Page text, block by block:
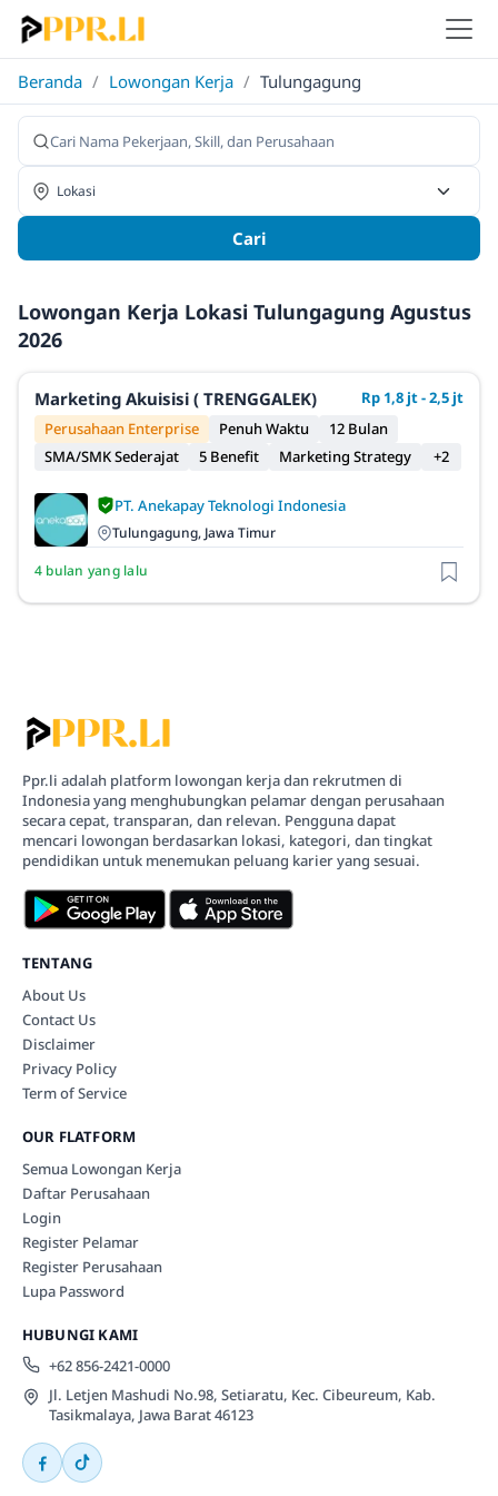
Beranda / Lowongan Kerja / Tulungagung
Cari
Lowongan Kerja Lokasi Tulungagung Agustus
2026
Marketing Akuisisi ( TRENGGALEK)
Rp 1,8 jt - 2,5 jt
Perusahaan Enterprise
Penuh Waktu
12 Bulan
SMA/SMK Sederajat
5 Benefit Marketing Strategy +2
PT. Anekapay Teknologi Indonesia
Tulungagung, Jawa Timur
4 bulan yang lalu
Ppr.li adalah platform lowongan kerja dan rekrutmen di
Indonesia yang menghubungkan pelamar dengan perusahaan
secara cepat, transparan, dan relevan. Pengguna dapat
mencari lowongan berdasarkan lokasi, kategori, dan tingkat
pendidikan untuk menemukan peluang karier yang sesuai.
TENTANG
About Us
Contact Us
Disclaimer
Privacy Policy
Term of Service
OUR FLATFORM
Semua Lowongan Kerja
Daftar Perusahaan
Login
Register Pelamar
Register Perusahaan
Lupa Password
HUBUNGI KAMI
+62 856-2421-0000
Jl. Letjen Mashudi No.98, Setiaratu, Kec. Cibeureum, Kab.
Tasikmalaya, Jawa Barat 46123